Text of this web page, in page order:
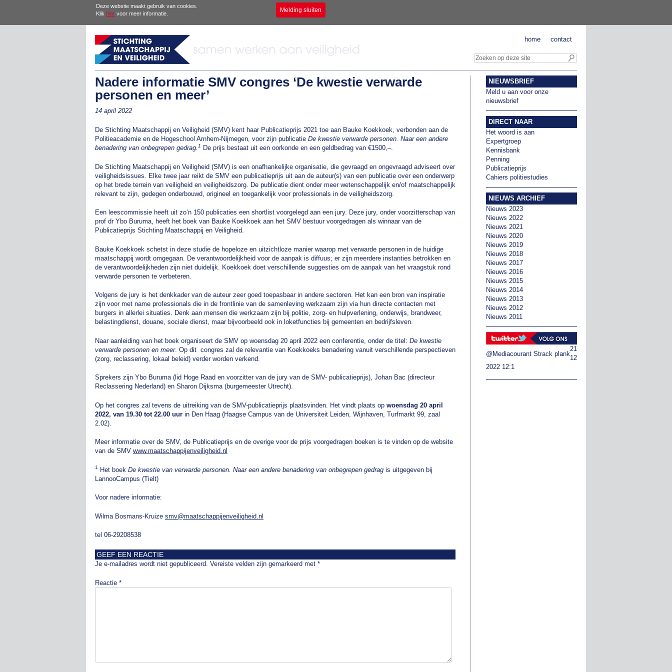
Deze website maakt gebruik van cookies.
Klik hier voor meer informatie. Melding sluiten
contact
home
Nadere informatie SMV congres ‘De kwestie verwarde
personen en meer’
14 april 2022
De Stichting Maatschappij en Veiligheid (SMV) kent haar Publicatieprijs 2021 toe aan Bauke Koekkoek, verbonden aan de
Politieacademie en de Hogeschool Arnhem-Nijmegen, voor zijn publicatie De kwestie verwarde personen. Naar een andere
benadering van onbegrepen gedrag. 1 De prijs bestaat uit een oorkonde en een geldbedrag van €1500,–.
De Stichting Maatschappij en Veiligheid (SMV) is een onafhankelijke organisatie, die gevraagd en ongevraagd adviseert over
veiligheidsissues. Elke twee jaar reikt de SMV een publicatieprijs uit aan de auteur(s) van een publicatie over een onderwerp
op het brede terrein van veiligheid en veiligheidszorg. De publicatie dient onder meer wetenschappelijk en/of maatschappelijk
relevant te zijn, gedegen onderbouwd, origineel en toegankelijk voor professionals in de veiligheidszorg.
Een leescommissie heeft uit zo’n 150 publicaties een shortlist voorgelegd aan een jury. Deze jury, onder voorzitterschap van
prof dr Ybo Buruma, heeft het boek van Bauke Koekkoek aan het SMV bestuur voorgedragen als winnaar van de
Publicatieprijs Stichting Maatschappij en Veiligheid.
Bauke Koekkoek schetst in deze studie de hopeloze en uitzichtloze manier waarop met verwarde personen in de huidige
maatschappij wordt omgegaan. De verantwoordelijkheid voor de aanpak is diffuus; er zijn meerdere instanties betrokken en
de verantwoordelijkheden zijn niet duidelijk. Koekkoek doet verschillende suggesties om de aanpak van het vraagstuk rond
verwarde personen te verbeteren.
Volgens de jury is het denkkader van de auteur zeer goed toepasbaar in andere sectoren. Het kan een bron van inspiratie
zijn voor met name professionals die in de frontlinie van de samenleving werkzaam zijn via hun directe contacten met
burgers in allerlei situaties. Denk aan mensen die werkzaam zijn bij politie, zorg- en hulpverlening, onderwijs, brandweer,
belastingdienst, douane, sociale dienst, maar bijvoorbeeld ook in loketfuncties bij gemeenten en bedrijfsleven.
Naar aanleiding van het boek organiseert de SMV op woensdag 20 april 2022 een conferentie, onder de titel: De kwestie
verwarde personen en meer. Op dit congres zal de relevantie van Koekkoeks benadering vanuit verschillende perspectieven
(zorg, reclassering, lokaal beleid) verder worden verkend.
Sprekers zijn Ybo Buruma (lid Hoge Raad en voorzitter van de jury van de SMV- publicatieprijs), Johan Bac (directeur
Reclassering Nederland) en Sharon Dijksma (burgemeester Utrecht).
Op het congres zal tevens de uitreiking van de SMV-publicatieprijs plaatsvinden. Het vindt plaats op woensdag 20 april
2022, van 19.30 tot 22.00 uur in Den Haag (Haagse Campus van de Universiteit Leiden, Wijnhaven, Turfmarkt 99, zaal
2.02).
Meer informatie over de SMV, de Publicatieprijs en de overige voor de prijs voorgedragen boeken is te vinden op de website
van de SMV www.maatschappijenveiligheid.nl
1 Het boek De kwestie van verwarde personen. Naar een andere benadering van onbegrepen gedrag is uitgegeven bij
LannooCampus (Tielt)
Voor nadere informatie:
Wilma Bosmans-Kruize smv@maatschappijenveiligheid.nl
tel 06-29208538
GEEF EEN REACTIE
Je e-mailadres wordt niet gepubliceerd. Vereiste velden zijn gemarkeerd met *
Reactie *
NIEUWSBRIEF
Meld u aan voor onze
nieuwsbrief
DIRECT NAAR
Het woord is aan
Expertgroep
Kennisbank
Penning
Publicatieprijs
Cahiers politiestudies
NIEUWS ARCHIEF
Nieuws 2023
Nieuws 2022
Nieuws 2021
Nieuws 2020
Nieuws 2019
Nieuws 2018
Nieuws 2017
Nieuws 2016
Nieuws 2015
Nieuws 2014
Nieuws 2013
Nieuws 2012
Nieuws 2011
@Mediacourant Strack plank
21
12
2022 12:1